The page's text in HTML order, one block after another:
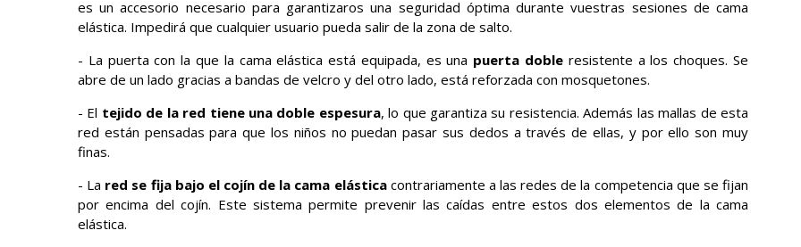
es un accesorio necesario para garantizaros una seguridad óptima durante vuestras sesiones de cama
elástica. Impedirá que cualquier usuario pueda salir de la zona de salto.
- La puerta con la que la cama elástica está equipada, es una puerta doble resistente a los choques. Se
abre de un lado gracias a bandas de velcro y del otro lado, está reforzada con mosquetones.
- El tejido de la red tiene una doble espesura, lo que garantiza su resistencia. Además las mallas de esta
red están pensadas para que los niños no puedan pasar sus dedos a través de ellas, y por ello son muy
finas.
- La red se fija bajo el cojín de la cama elásticacontrariamente a las redes de la competencia que se fijan
por encima del cojín. Este sistema permite prevenir las caídas entre estos dos elementos de la cama
elástica.